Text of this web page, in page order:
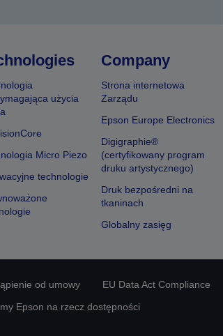
użycia
Micro Piezo
technologie
Company
Strona internetowa
Zarządu
Epson Europe Electronics
Digigraphie®
(certyfikowany program
druku artystycznego)
Druk bezpośredni na
tkaninach
Globalny zasięg
od umowy
EU Data Act Compliance
Epson na rzecz dostępności